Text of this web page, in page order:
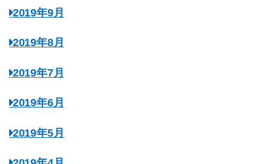
2019年9月
2019年8月
2019年7月
2019年6月
2019年5月